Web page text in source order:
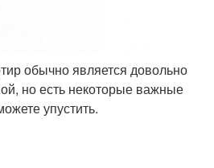
обычно является довольно
но есть некоторые важные
упустить.